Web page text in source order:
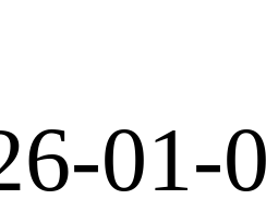
01-